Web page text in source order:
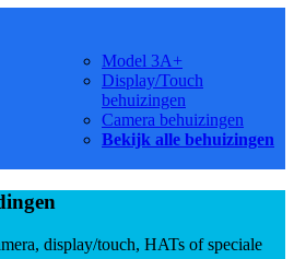
Model 3A+
Display/Touch
behuizingen
Camera behuizingen
Bekijk alle behuizingen
display/touch, HATs of speciale